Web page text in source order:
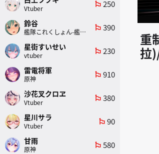
重
拉
Vtuber
emoji_flags 250
鈴谷
艦隊これくしょん-艦これ-
emoji_flags 390
星街すいせい
vtuber
emoji_flags 230
雷電将軍
原神
emoji_flags 910
沙花叉クロヱ
Vtuber
emoji_flags 380
星川サラ
Vtuber
emoji_flags 90
甘雨
原神
emoji_flags 580